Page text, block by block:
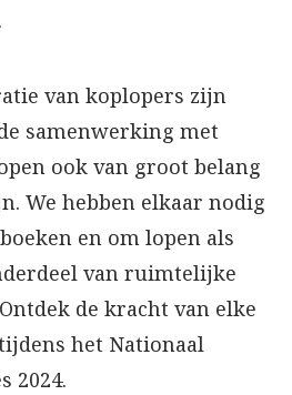
van koplopers zijn
samenwerking met
ook van groot belang
We hebben elkaar nodig
en om lopen als
van ruimtelijke
de kracht van elke
het Nationaal
2024.